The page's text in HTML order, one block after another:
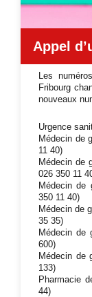
Appel
Les
Fribourg
nouveaux
Urgence
Médecin de
11 40)
Médecin de
026 350 11
Médecin de
350 11 40)
Médecin de
35 35)
Médecin de
600)
Médecin de
133)
Pharmacie
44)